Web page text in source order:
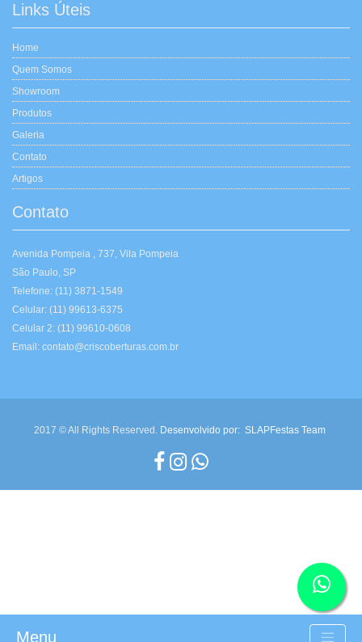
Menu
Links Úteis
Home
Quem Somos
Showroom
Produtos
Galeria
Contato
Artigos
Contato
Avenida Pompeia , 737, Vila Pompeia
São Paulo, SP
Telefone: (11) 3871-1549
Celular: (11) 99613-6375
Celular 2: (11) 99610-0608
Email: contato@criscoberturas.com.br
2017 © All Rights Reserved. Desenvolvido por: SLAPFestas Team